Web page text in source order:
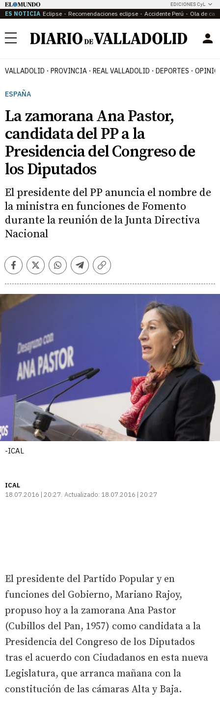
EDICIONES CyL
ES NOTICIA Eclipse Recomendaciones eclipse Accidente Perú Ola de
Menú
VALLADOLID PROVINCIA REAL VALLADOLID DEPORTES
ESPAÑA
La zamorana Ana Pastor,
candidata del PP a la
Presidencia del Congreso de
los Diputados
El presidente del PP anuncia el nombre de
la ministra en funciones de Fomento
durante la reunión de la Junta Directiva
Nacional
FacebookTwitterWhatsappTelegramCopiar
-ICAL
ICAL
18.07.2016 | 20:27 Actualizado: 18.07.2016 | 20:27
El presidente del Partido Popular y en
funciones del Gobierno, Mariano Rajoy,
propuso hoy a la zamorana Ana Pastor
(Cubillos del Pan, 1957) como candidata a la
Presidencia del Congreso de los Diputados
tras el acuerdo con Ciudadanos en esta nueva
Legislatura, que arranca mañana con la
constitución de las cámaras Alta y Baja.